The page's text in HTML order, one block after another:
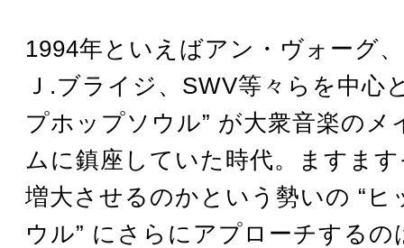
1994年といえばアン・ヴォーグ
Ｊ.ブライジ、SWV等々らを中心
プホップソウル” が大衆音楽のメ
ムに鎮座していた時代。ますま
増大させるのかという勢いの “ヒ
ウル” にさらにアプローチするの